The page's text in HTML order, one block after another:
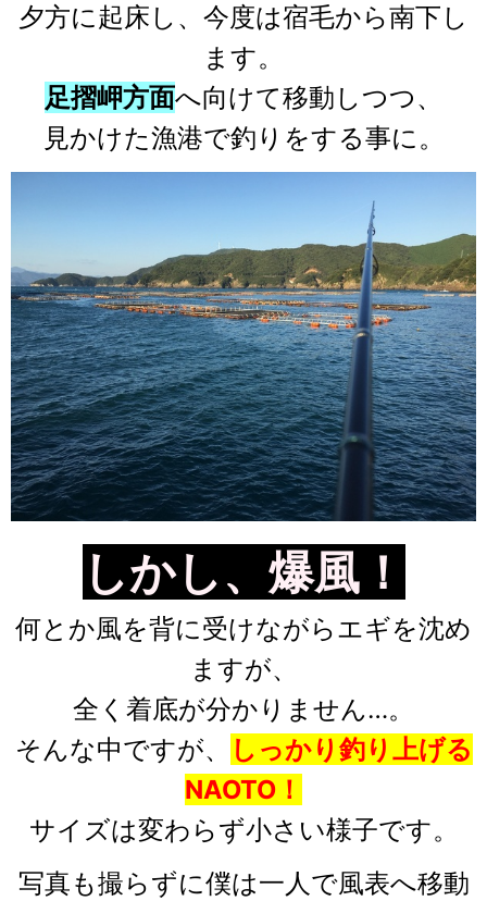
夕方に起床し、今度は宿毛から南下し
ます。
足摺岬方面へ向けて移動しつつ、
見かけた漁港で釣りをする事に。
しかし、爆風！
何とか風を背に受けながらエギを沈め
ますが、
全く着底が分かりません…。
そんな中ですが、
しっかり釣り上げる
NAOTO！
サイズは変わらず小さい様子です。
写真も撮らずに僕は一人で風表へ移動